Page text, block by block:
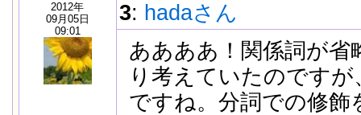
2012年
09月05日
09:01
3: hadaさん
ああああ！関係詞が
り考えていたのです
ですね。分詞での修